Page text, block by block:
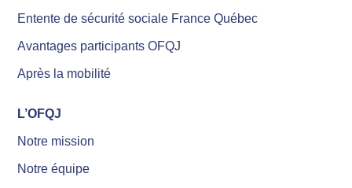
Entente de sécurité sociale France Québec
Avantages participants OFQJ
Après la mobilité
L’OFQJ
Notre mission
Notre équipe